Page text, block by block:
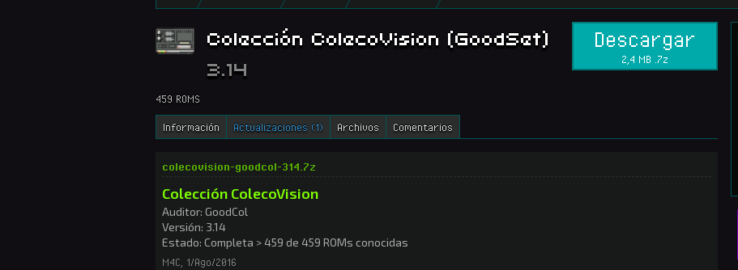
Descargar
2,4 MB .7z
Colección ColecoVision (GoodSet)
3.14
459 ROMS
Información Actualizaciones (1) Archivos Comentarios
colecovision-goodcol-314.7z
Colección ColecoVision
Auditor: GoodCol
Versión: 3.14
Estado: Completa > 459 de 459 ROMs conocidas
M4C, 1/Ago/2016